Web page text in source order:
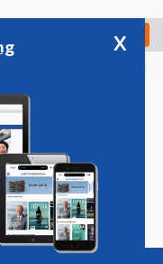
Check in
Vacatures
x